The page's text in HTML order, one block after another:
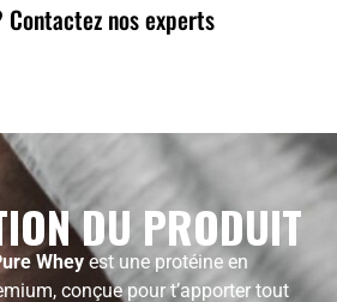
Contactez nos experts
DU PRODUIT
Whey est une protéine en
conçue pour t’apporter tout